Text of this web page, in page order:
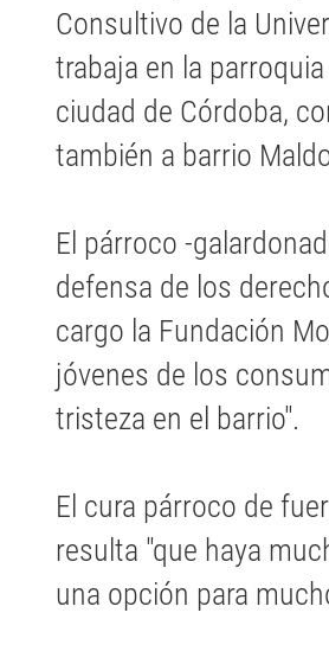
Consultivo de la
trabaja en la
ciudad de Córdoba,
también a barrio
El párroco -
defensa de los
cargo la Fundación
jóvenes de los
tristeza en el barrio".
El cura párroco de
resulta "que haya
una opción para